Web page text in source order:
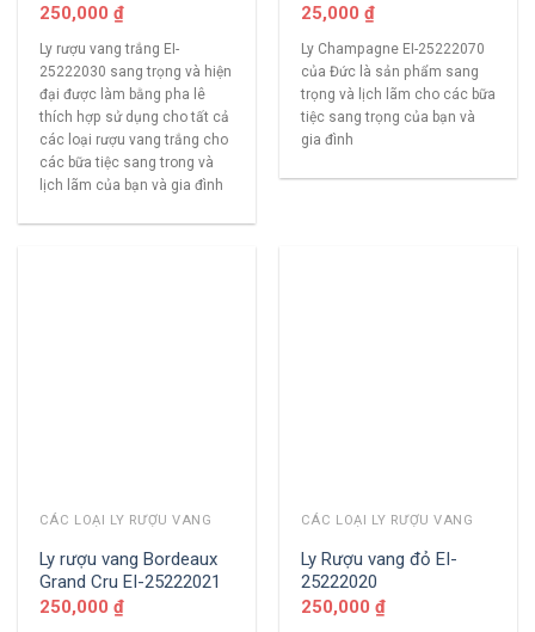
250,000 ₫
Ly rượu vang trắng EI-
25222030 sang trọng và hiện
đại được làm bằng pha lê
thích hợp sử dụng cho tất cả
các loại rượu vang trắng cho
các bữa tiệc sang trong và
lịch lãm của bạn và gia đình
25,000 ₫
Ly Champagne EI-25222070
của Đức là sản phẩm sang
trọng và lịch lãm cho các bữa
tiệc sang trọng của bạn và
gia đình
CÁC LOẠI LY RƯỢU VANG
Ly rượu vang Bordeaux
Grand Cru EI-25222021
250,000 ₫
CÁC LOẠI LY RƯỢU VANG
Ly Rượu vang đỏ EI-
25222020
250,000 ₫